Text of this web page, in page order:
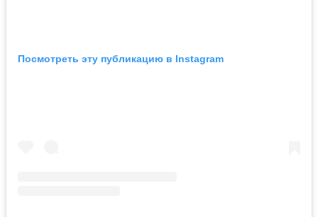
Посмотреть эту публикацию в Instagram